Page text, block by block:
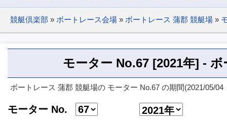
競艇倶楽部 » ボートレース会場 » ボートレース 蒲郡 競艇場 »
モーター No.67 [2021年] -
ボートレース 蒲郡 競艇場の モーター No.67 の期間(2021/05/
モーター No.